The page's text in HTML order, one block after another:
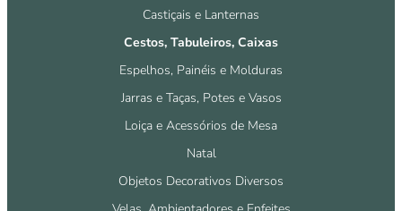
Castiçais e Lanternas
Cestos, Tabuleiros, Caixas
Espelhos, Painéis e Molduras
Jarras e Taças, Potes e Vasos
Loiça e Acessórios de Mesa
Natal
Objetos Decorativos Diversos